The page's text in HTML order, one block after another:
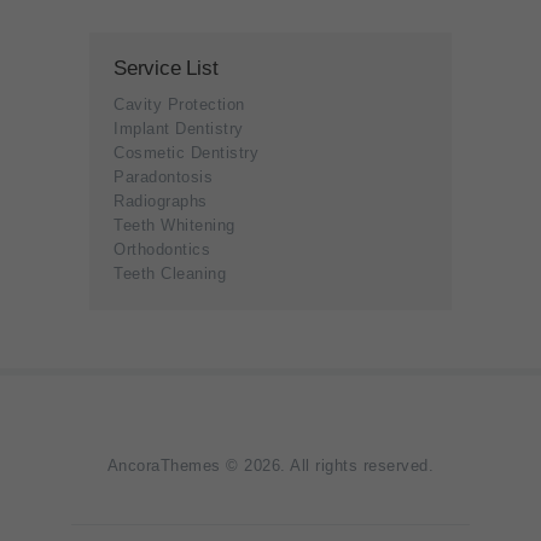
Service List
Cavity Protection
Implant Dentistry
Cosmetic Dentistry
Paradontosis
Radiographs
Teeth Whitening
Orthodontics
Teeth Cleaning
AncoraThemes © 2026. All rights reserved.